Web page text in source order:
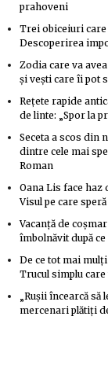
prahoveni
Trei obiceiuri care
Descoperirea
Zodia care va
și vești care îi pot
Rețete rapide
de linte: „Spor la
Seceta a scos din
dintre cele mai
Roman
Oana Lis face haz
Visul pe care
Vacanță de
îmbolnăvit după
De ce tot mai
Trucul simplu care
„Rușii încearcă să
mercenari plătiți